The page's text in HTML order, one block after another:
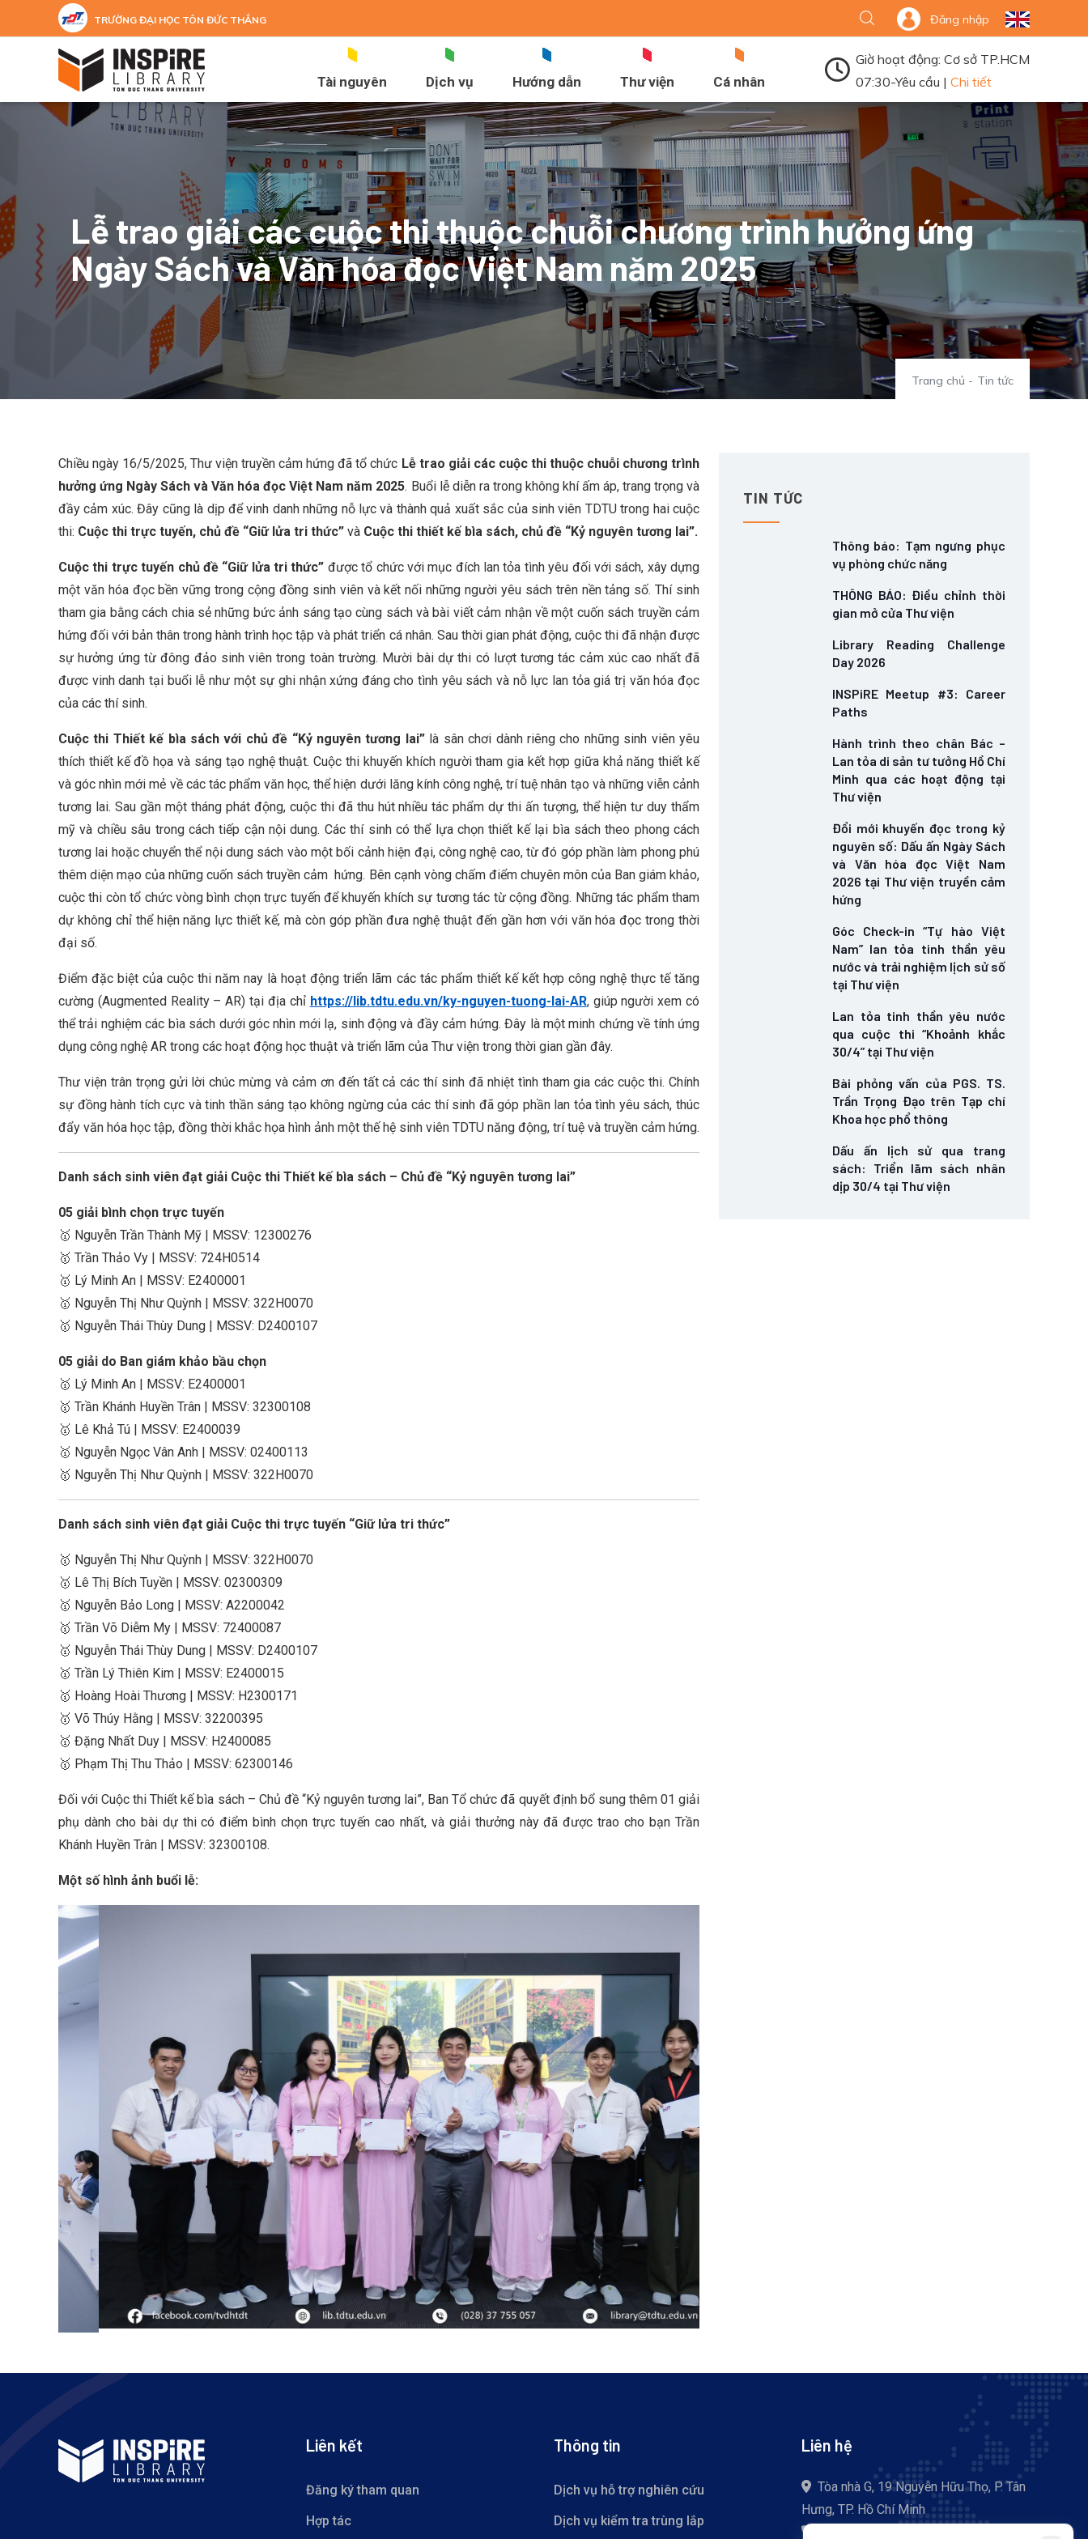
Nhảy đến nội dung
TRƯỜNG ĐẠI HỌC TÔN ĐỨC THẮNG Đăng nhập
Tài nguyên Dịch vụ Hướng dẫn Thư viện Cá nhân
Giờ hoạt động: Cơ sở TP.HCM
07:30-Yêu cầu | Chi tiết
Lễ trao giải các cuộc thi thuộc chuỗi chương trình hưởng ứng
Ngày Sách và Văn hóa đọc Việt Nam năm 2025
Trang chủ - Tin tức
Chiều ngày 16/5/2025, Thư viện truyền cảm hứng đã tổ chức Lễ trao giải các cuộc thi thuộc chuỗi chương trình
hưởng ứng Ngày Sách và Văn hóa đọc Việt Nam năm 2025. Buổi lễ diễn ra trong không khí ấm áp, trang trọng và
đầy cảm xúc. Đây cũng là dịp để vinh danh những nỗ lực và thành quả xuất sắc của sinh viên TDTU trong hai cuộc
thi: Cuộc thi trực tuyến, chủ đề “Giữ lửa tri thức” và Cuộc thi thiết kế bìa sách, chủ đề “Kỷ nguyên tương lai”.
Cuộc thi trực tuyến chủ đề “Giữ lửa tri thức” được tổ chức với mục đích lan tỏa tình yêu đối với sách, xây dựng
một văn hóa đọc bền vững trong cộng đồng sinh viên và kết nối những người yêu sách trên nền tảng số. Thí sinh
tham gia bằng cách chia sẻ những bức ảnh sáng tạo cùng sách và bài viết cảm nhận về một cuốn sách truyền cảm
hứng đối với bản thân trong hành trình học tập và phát triển cá nhân. Sau thời gian phát động, cuộc thi đã nhận được
sự hưởng ứng từ đông đảo sinh viên trong toàn trường. Mười bài dự thi có lượt tương tác cảm xúc cao nhất đã
được vinh danh tại buổi lễ như một sự ghi nhận xứng đáng cho tình yêu sách và nỗ lực lan tỏa giá trị văn hóa đọc
của các thí sinh.
Cuộc thi Thiết kế bìa sách với chủ đề “Kỷ nguyên tương lai”là sân chơi dành riêng cho những sinh viên yêu
thích thiết kế đồ họa và sáng tạo nghệ thuật. Cuộc thi khuyến khích người tham gia kết hợp giữa khả năng thiết kế
và góc nhìn mới mẻ về các tác phẩm văn học, thể hiện dưới lăng kính công nghệ, trí tuệ nhân tạo và những viễn cảnh
tương lai. Sau gần một tháng phát động, cuộc thi đã thu hút nhiều tác phẩm dự thi ấn tượng, thể hiện tư duy thẩm
mỹ và chiều sâu trong cách tiếp cận nội dung. Các thí sinh có thể lựa chọn thiết kế lại bìa sách theo phong cách
tương lai hoặc chuyển thể nội dung sách vào một bối cảnh hiện đại, công nghệ cao, từ đó góp phần làm phong phú
thêm diện mạo của những cuốn sách truyền cảm hứng. Bên cạnh vòng chấm điểm chuyên môn của Ban giám khảo,
cuộc thi còn tổ chức vòng bình chọn trực tuyến để khuyến khích sự tương tác từ cộng đồng. Những tác phẩm tham
dự không chỉ thể hiện năng lực thiết kế, mà còn góp phần đưa nghệ thuật đến gần hơn với văn hóa đọc trong thời
đại số.
Điểm đặc biệt của cuộc thi năm nay là hoạt động triển lãm các tác phẩm thiết kế kết hợp công nghệ thực tế tăng
cường (Augmented Reality – AR) tại địa chỉ https://lib.tdtu.edu.vn/ky-nguyen-tuong-lai-AR, giúp người xem có
thể trải nghiệm các bìa sách dưới góc nhìn mới lạ, sinh động và đầy cảm hứng. Đây là một minh chứng về tính ứng
dụng công nghệ AR trong các hoạt động học thuật và triển lãm của Thư viện trong thời gian gần đây.
Thư viện trân trọng gửi lời chúc mừng và cảm ơn đến tất cả các thí sinh đã nhiệt tình tham gia các cuộc thi. Chính
sự đồng hành tích cực và tinh thần sáng tạo không ngừng của các thí sinh đã góp phần lan tỏa tình yêu sách, thúc
đẩy văn hóa học tập, đồng thời khắc họa hình ảnh một thế hệ sinh viên TDTU năng động, trí tuệ và truyền cảm hứng.
Danh sách sinh viên đạt giải Cuộc thi Thiết kế bìa sách – Chủ đề “Kỷ nguyên tương lai”
05 giải bình chọn trực tuyến
🥇 Nguyễn Trần Thành Mỹ | MSSV: 12300276
🥇 Trần Thảo Vy | MSSV: 724H0514
🥇 Lý Minh An | MSSV: E2400001
🥇 Nguyễn Thị Như Quỳnh | MSSV: 322H0070
🥇 Nguyễn Thái Thùy Dung | MSSV: D2400107
05 giải do Ban giám khảo bầu chọn
🥇 Lý Minh An | MSSV: E2400001
🥇 Trần Khánh Huyền Trân | MSSV: 32300108
🥇 Lê Khả Tú | MSSV: E2400039
🥇 Nguyễn Ngọc Vân Anh | MSSV: 02400113
🥇 Nguyễn Thị Như Quỳnh | MSSV: 322H0070
Danh sách sinh viên đạt giải Cuộc thi trực tuyến “Giữ lửa tri thức”
🥇 Nguyễn Thị Như Quỳnh | MSSV: 322H0070
🥇 Lê Thị Bích Tuyền | MSSV: 02300309
🥇 Nguyễn Bảo Long | MSSV: A2200042
🥇 Trần Võ Diễm My | MSSV: 72400087
🥇 Nguyễn Thái Thùy Dung | MSSV: D2400107
🥇 Trần Lý Thiên Kim | MSSV: E2400015
🥇 Hoàng Hoài Thương | MSSV: H2300171
🥇 Võ Thúy Hằng | MSSV: 32200395
🥇 Đặng Nhất Duy | MSSV: H2400085
🥇 Phạm Thị Thu Thảo | MSSV: 62300146
Đối với Cuộc thi Thiết kế bìa sách – Chủ đề “Kỷ nguyên tương lai”, Ban Tổ chức đã quyết định bổ sung thêm 01 giải
phụ dành cho bài dự thi có điểm bình chọn trực tuyến cao nhất, và giải thưởng này đã được trao cho bạn Trần
Khánh Huyền Trân | MSSV: 32300108.
Một số hình ảnh buổi lễ:
TIN TỨC
Thông báo: Tạm ngưng phục
vụ phòng chức năng
THÔNG BÁO: Điều chỉnh thời
gian mở cửa Thư viện
Library Reading Challenge
Day 2026
INSPiRE Meetup #3: Career
Paths
Hành trình theo chân Bác –
Lan tỏa di sản tư tưởng Hồ Chí
Minh qua các hoạt động tại
Thư viện
Đổi mới khuyến đọc trong kỷ
nguyên số: Dấu ấn Ngày Sách
và Văn hóa đọc Việt Nam
2026 tại Thư viện truyền cảm
hứng
Góc Check-in “Tự hào Việt
Nam” lan tỏa tinh thần yêu
nước và trải nghiệm lịch sử số
tại Thư viện
Lan tỏa tinh thần yêu nước
qua cuộc thi “Khoảnh khắc
30/4” tại Thư viện
Bài phỏng vấn của PGS. TS.
Trần Trọng Đạo trên Tạp chí
Khoa học phổ thông
Dấu ấn lịch sử qua trang
sách: Triển lãm sách nhân
dịp 30/4 tại Thư viện
Liên kết
Đăng ký tham quan
Hợp tác
Thông tin
Dịch vụ hỗ trợ nghiên cứu
Dịch vụ kiểm tra trùng lắp
Liên hệ
Tòa nhà G, 19 Nguyễn Hữu Thọ, P. Tân
Hưng, TP. Hồ Chí Minh